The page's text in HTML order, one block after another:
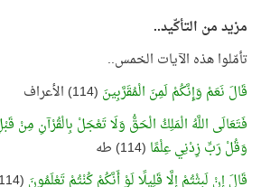
مزيد من التأكّيد..
تأمّلوا هذه الآيات الخمس..
قَالَ نَعَمْ وَإِنَّكُمْ لَمِنَ الْمُقَرَّبِينَ (114) الأعراف
فَتَعَالَى اللَّهُ الْمَلِكُ الْحَقُّ وَلَا تَعْجَلْ بِالْقُرْآنِ
وَقُلْ رَبِّ زِدْنِي عِلْمًا (114) طه
قَالَ إِنْ لَبِثْتُمْ إِلَّا قَلِيلًا لَوْ أَنَّكُمْ كُنْتُمْ تَعْلَمُونَ (114) المؤمنون